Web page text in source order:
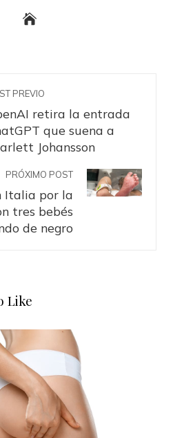
PREVIO
retira la entrada
que suena a
Johansson
PRÓXIMO POST
Italia por la
tres bebés
de negro
Like